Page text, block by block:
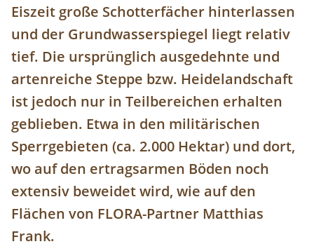
Eiszeit große Schotterfächer hinterlassen
und der Grundwasserspiegel liegt relativ
tief. Die ursprünglich ausgedehnte und
artenreiche Steppe bzw. Heidelandschaft
ist jedoch nur in Teilbereichen erhalten
geblieben. Etwa in den militärischen
Sperrgebieten (ca. 2.000 Hektar) und dort,
wo auf den ertragsarmen Böden noch
extensiv beweidet wird, wie auf den
Flächen von FLORA-Partner Matthias
Frank.